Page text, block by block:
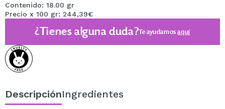
Contenido: 18.00 gr
Precio x 100 gr: 244,39€
¿Tienes alguna duda?Te ayudamosaquí
DescripciónIngredientes